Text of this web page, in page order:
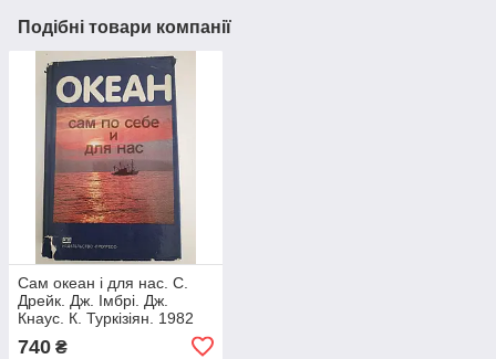
Подібні товари компанії
Сам океан і для нас. C.
Дрейк. Дж. Імбрі. Дж.
Кнаус. К. Туркізіян. 1982
740 ₴